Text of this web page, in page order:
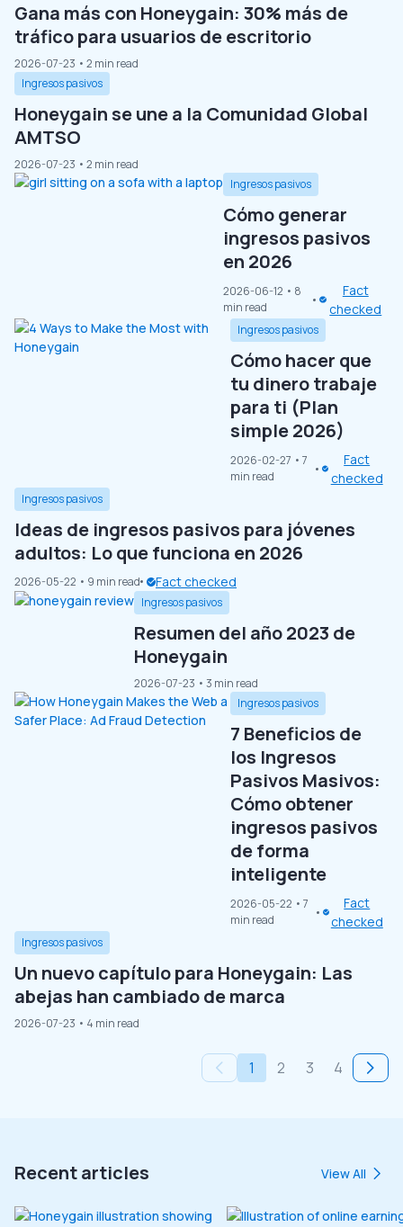
Gana más con Honeygain: 30% más de
tráfico para usuarios de escritorio
2026-07-23 • 2 min read
Ingresos pasivos
Honeygain se une a la Comunidad Global
AMTSO
2026-07-23 • 2 min read
Ingresos pasivos
Cómo generar
ingresos pasivos
en 2026
2026-06-12 • 8
min read
Fact
checked
Ingresos pasivos
Cómo hacer que
tu dinero trabaje
para ti (Plan
simple 2026)
2026-02-27 • 7
min read
Fact
checked
Ingresos pasivos
Ideas de ingresos pasivos para jóvenes
adultos: Lo que funciona en 2026
2026-05-22 • 9 min read Fact checked
Ingresos pasivos
Resumen del año 2023 de
Honeygain
2026-07-23 • 3 min read
Ingresos pasivos
7 Beneficios de
los Ingresos
Pasivos Masivos:
Cómo obtener
ingresos pasivos
de forma
inteligente
2026-05-22 • 7
min read
Fact
checked
Ingresos pasivos
Un nuevo capítulo para Honeygain: Las
abejas han cambiado de marca
2026-07-23 • 4 min read
1 2 3 4
Recent articles View All